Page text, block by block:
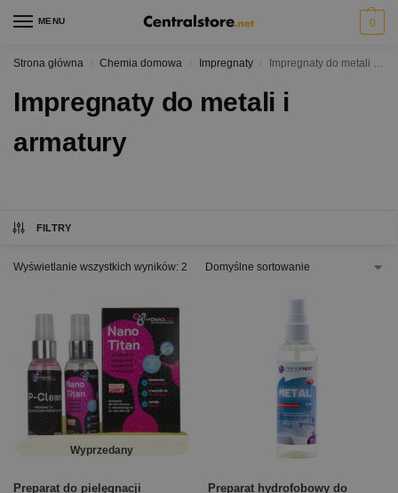
MENU 0
Strona główna / Chemia domowa / Impregnaty Impregnaty do metali i armatury
Impregnaty do metali i
armatury
FILTRY
Wyświetlanie wszystkich wyników: 2
Wyprzedany
Preparat do pielęgnacji
Preparat hydrofobowy do